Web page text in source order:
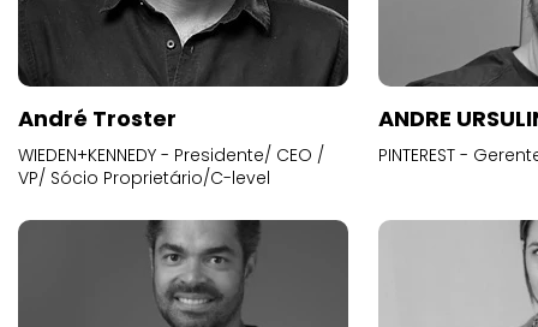
André Troster
WIEDEN+KENNEDY - Presidente/ CEO /
VP/ Sócio Proprietário/C-level
ANDRE
PINTEREST -